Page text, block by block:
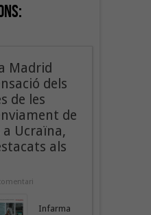
Madrid
dels
de les
de
Ucraïna,
als
Infarma